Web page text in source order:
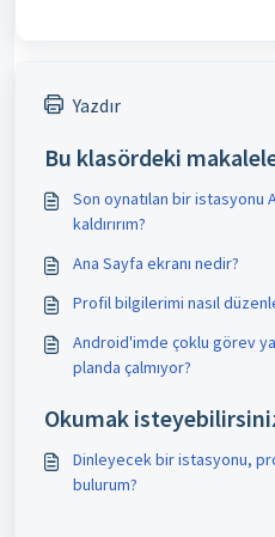
Yazdır
Bu klasördeki
Son oynatılan bir istasyonu
kaldırırım?
Ana Sayfa ekranı nedir?
Profil bilgilerimi nasıl
Android'imde çoklu görev
planda çalmıyor?
Okumak
Dinleyecek bir istasyonu,
bulurum?